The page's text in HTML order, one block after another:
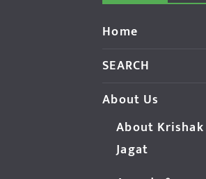
Home
SEARCH
About Us
About Krishak
Jagat